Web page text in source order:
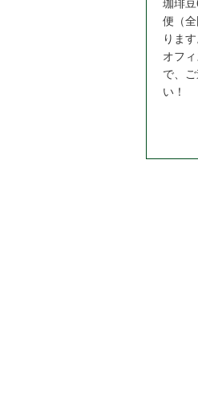
珈琲
便（
ります
オフ
で、
い！